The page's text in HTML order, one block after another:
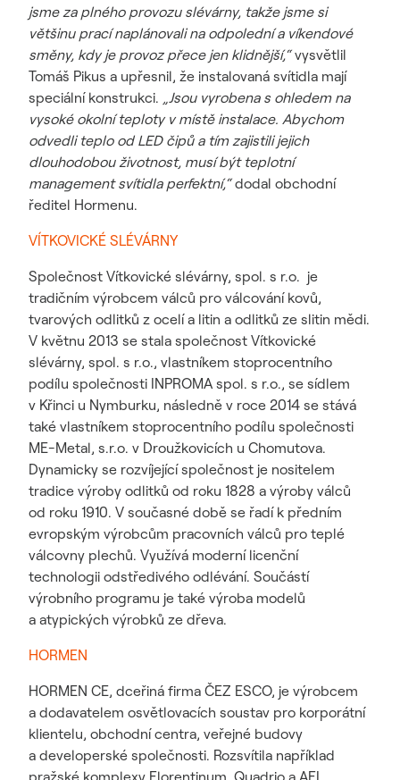
jsme za plného provozu slévárny, takže jsme si
většinu prací naplánovali na odpolední a víkendové
směny, kdy je provoz přece jen klidnější,“vysvětlil
Tomáš Pikus a upřesnil, že instalovaná svítidla mají
speciální konstrukci. „Jsou vyrobena s ohledem na
vysoké okolní teploty v místě instalace. Abychom
odvedli teplo od LED čipů a tím zajistili jejich
dlouhodobou životnost, musí být teplotní
management svítidla perfektní,“dodal obchodní
ředitel Hormenu.
VÍTKOVICKÉ SLÉVÁRNY
Společnost Vítkovické slévárny, spol. s r.o. je
tradičním výrobcem válců pro válcování kovů,
tvarových odlitků z ocelí a litin a odlitků ze slitin mědi.
V květnu 2013 se stala společnost Vítkovické
slévárny, spol. s r.o., vlastníkem stoprocentního
podílu společnosti INPROMA spol. s r.o., se sídlem
v Křinci u Nymburku, následně v roce 2014 se stává
také vlastníkem stoprocentního podílu společnosti
ME-Metal, s.r.o. v Droužkovicích u Chomutova.
Dynamicky se rozvíjející společnost je nositelem
tradice výroby odlitků od roku 1828 a výroby válců
od roku 1910. V současné době se řadí k předním
evropským výrobcům pracovních válců pro teplé
válcovny plechů. Využívá moderní licenční
technologii odstředivého odlévání. Součástí
výrobního programu je také výroba modelů
a atypických výrobků ze dřeva.
HORMEN
HORMEN CE, dceřiná firma ČEZ ESCO, je výrobcem
a dodavatelem osvětlovacích soustav pro korporátní
klientelu, obchodní centra, veřejné budovy
a developerské společnosti. Rozsvítila například
pražské komplexy Florentinum, Quadrio a AFI